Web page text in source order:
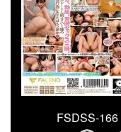
FSDSS-